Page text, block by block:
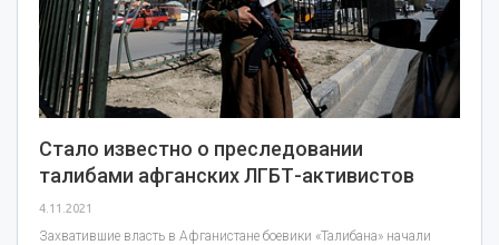
Стало известно о преследовании
талибами афганских ЛГБТ-активистов
4.11.2021
Захватившие власть в Афганистане боевики «Талибана» начали